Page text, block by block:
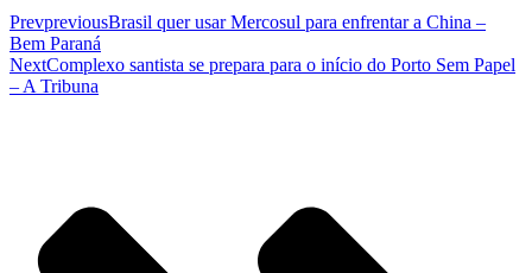
PrevpreviousBrasil quer usar Mercosul para enfrentar a China –
Bem Paraná
NextComplexo santista se prepara para o início do Porto Sem Papel
– A Tribuna